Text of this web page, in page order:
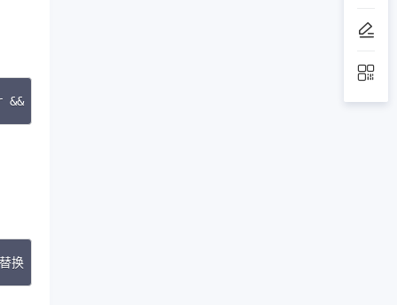
systemctl start docker-compose && systemctl enable
your/model_files 和 user@your_server_ip 为实际路径和